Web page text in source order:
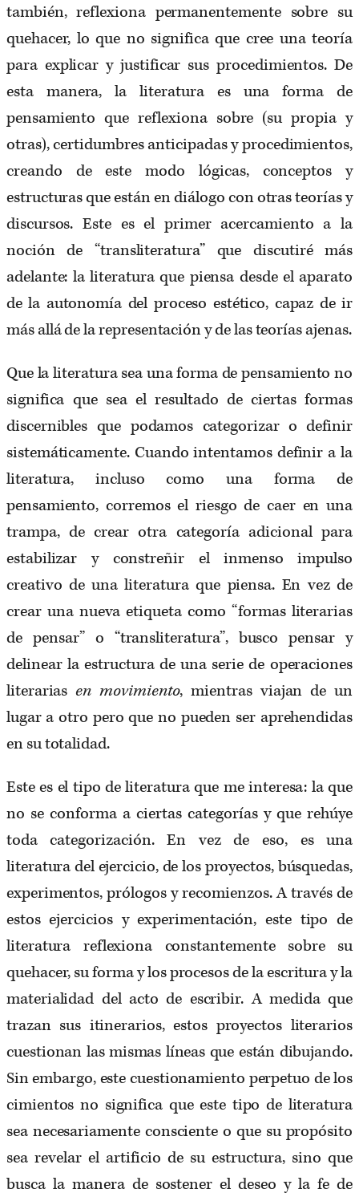
también, reflexiona permanentemente sobre su
quehacer, lo que no significa que cree una teoría
para explicar y justificar sus procedimientos. De
esta manera, la literatura es una forma de
pensamiento que reflexiona sobre (su propia y
otras), certidumbres anticipadas y procedimientos,
creando de este modo lógicas, conceptos y
estructuras que están en diálogo con otras teorías y
discursos. Este es el primer acercamiento a la
noción de “transliteratura” que discutiré más
adelante: la literatura que piensa desde el aparato
de la autonomía del proceso estético, capaz de ir
más allá de la representación y de las teorías ajenas.
Que la literatura sea una forma de pensamiento no
significa que sea el resultado de ciertas formas
discernibles que podamos categorizar o definir
sistemáticamente. Cuando intentamos definir a la
literatura, incluso como una forma de
pensamiento, corremos el riesgo de caer en una
trampa, de crear otra categoría adicional para
estabilizar y constreñir el inmenso impulso
creativo de una literatura que piensa. En vez de
crear una nueva etiqueta como “formas literarias
de pensar” o “transliteratura”, busco pensar y
delinear la estructura de una serie de operaciones
literariasen movimiento, mientras viajan de un
lugar a otro pero que no pueden ser aprehendidas
en su totalidad.
Este es el tipo de literatura que me interesa: la que
no se conforma a ciertas categorías y que rehúye
toda categorización. En vez de eso, es una
literatura del ejercicio, de los proyectos, búsquedas,
experimentos, prólogos y recomienzos. A través de
estos ejercicios y experimentación, este tipo de
literatura reflexiona constantemente sobre su
quehacer, su forma y los procesos de la escritura y la
materialidad del acto de escribir. A medida que
trazan sus itinerarios, estos proyectos literarios
cuestionan las mismas líneas que están dibujando.
Sin embargo, este cuestionamiento perpetuo de los
cimientos no significa que este tipo de literatura
sea necesariamente consciente o que su propósito
sea revelar el artificio de su estructura, sino que
busca la manera de sostener el deseo y la fe de